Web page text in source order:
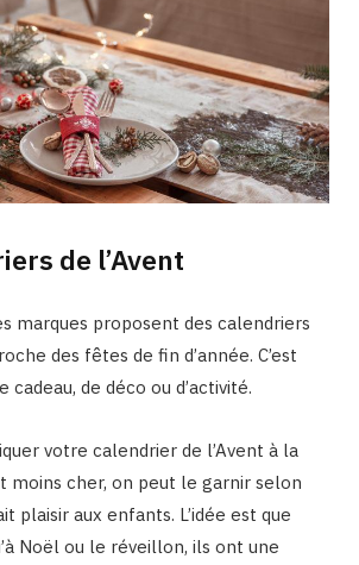
de l’Avent
marques proposent des calendriers
des fêtes de fin d’année. C’est
cadeau, de déco ou d’activité.
votre calendrier de l’Avent à la
moins cher, on peut le garnir selon
plaisir aux enfants. L’idée est que
Noël ou le réveillon, ils ont une